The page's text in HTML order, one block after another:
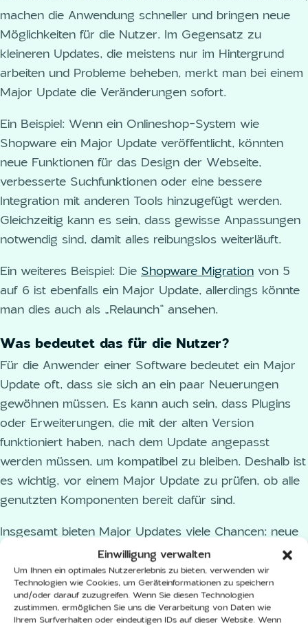
Einwilligung verwalten
Um Ihnen ein optimales Nutzererlebnis zu bieten, verwenden wir
Technologien wie Cookies, um Geräteinformationen zu speichern
und/oder darauf zuzugreifen. Wenn Sie diesen Technologien
zustimmen, ermöglichen Sie uns die Verarbeitung von Daten wie
Ihrem Surfverhalten oder eindeutigen IDs auf dieser Website. Wenn
machen die Anwendung schneller und bringen neue
Möglichkeiten für die Nutzer. Im Gegensatz zu
kleineren Updates, die meistens nur im Hintergrund
arbeiten und Probleme beheben, merkt man bei einem
Major Update die Veränderungen sofort.
Ein Beispiel: Wenn ein Onlineshop-System wie
Shopware ein Major Update veröffentlicht, könnten
neue Funktionen für das Design der Webseite,
verbesserte Suchfunktionen oder eine bessere
Integration mit anderen Tools hinzugefügt werden.
Gleichzeitig kann es sein, dass gewisse Anpassungen
notwendig sind, damit alles reibungslos weiterläuft.
Ein weiteres Beispiel: Die Shopware Migration von 5
auf 6 ist ebenfalls ein Major Update, allerdings könnte
man dies auch als „Relaunch“ ansehen.
Was bedeutet das für die Nutzer?
Für die Anwender einer Software bedeutet ein Major
Update oft, dass sie sich an ein paar Neuerungen
gewöhnen müssen. Es kann auch sein, dass Plugins
oder Erweiterungen, die mit der alten Version
funktioniert haben, nach dem Update angepasst
werden müssen, um kompatibel zu bleiben. Deshalb ist
es wichtig, vor einem Major Update zu prüfen, ob alle
genutzten Komponenten bereit dafür sind.
Insgesamt bieten Major Updates viele Chancen: neue
Funktionen, mehr Sicherheit und eine verbesserte
Nutzungserfahrung. Trotzdem sollte ein solches
Update gut geplant werden, damit der Übergang zur
neuen Version möglichst reibungslos verläuft.